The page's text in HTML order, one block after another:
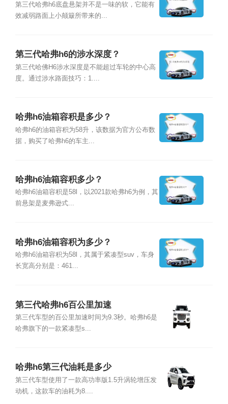
第三代哈弗h6底盘悬架并不是一味的软，它能有
效减弱路面上小颠簸所带来的...
第三代哈弗h6的涉水深度？
第三代哈佛H6涉水深度是不能超过车轮的中心高
度。通过涉水路面技巧：1....
哈弗h6油箱容积是多少？
哈弗h6的油箱容积为58升，该数据为官方公布数
据，购买了哈弗h6的车主...
哈弗h6油箱容积多少？
哈弗h6油箱容积是58l，以2021款哈弗h6为例，其
前悬架是麦弗逊式...
哈弗h6油箱容积为多少？
哈弗h6油箱容积为58l，其属于紧凑型suv，车身
长宽高分别是：461...
第三代哈弗h6百公里加速
第三代车型的百公里加速时间为9.3秒。哈弗h6是
哈弗旗下的一款紧凑型s...
哈弗h6第三代油耗是多少
第三代车型使用了一款高功率版1.5升涡轮增压发
动机，这款车的油耗为8....